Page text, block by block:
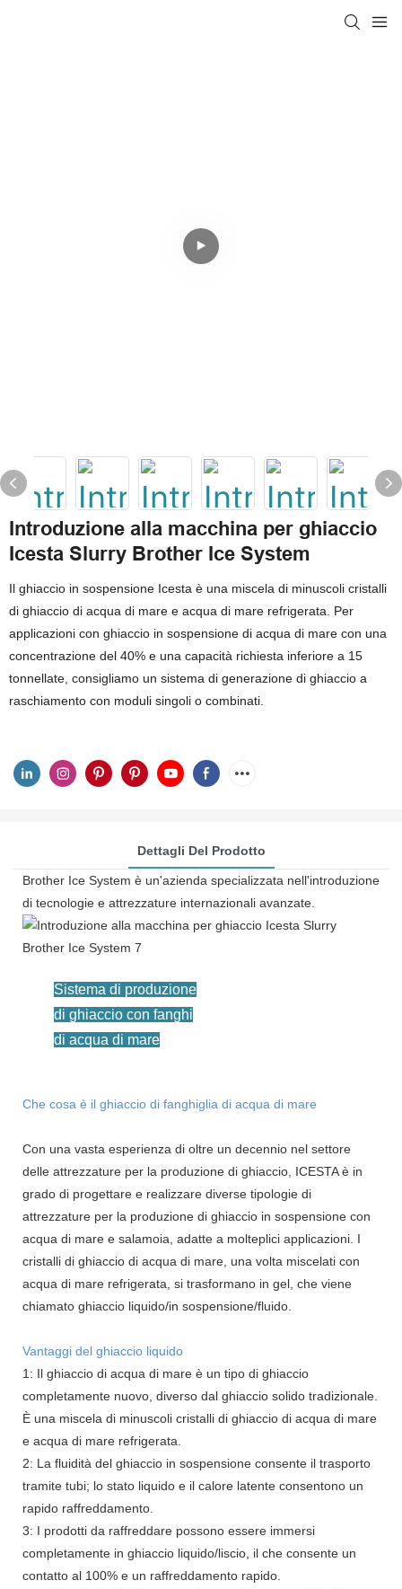
Introduzione alla macchina per ghiaccio
Icesta Slurry Brother Ice System
Il ghiaccio in sospensione Icesta è una miscela di minuscoli cristalli
di ghiaccio di acqua di mare e acqua di mare refrigerata. Per
applicazioni con ghiaccio in sospensione di acqua di mare con una
concentrazione del 40% e una capacità richiesta inferiore a 15
tonnellate, consigliamo un sistema di generazione di ghiaccio a
raschiamento con moduli singoli o combinati.
Dettagli Del Prodotto
Brother Ice System è un'azienda specializzata nell'introduzione
di tecnologie e attrezzature internazionali avanzate.
Sistema di produzione
di ghiaccio con fanghi
di acqua di mare
Che cosa è il ghiaccio di fanghiglia di acqua di mare
Con una vasta esperienza di oltre un decennio nel settore
delle attrezzature per la produzione di ghiaccio, ICESTA è in
grado di progettare e realizzare diverse tipologie di
attrezzature per la produzione di ghiaccio in sospensione con
acqua di mare e salamoia, adatte a molteplici applicazioni. I
cristalli di ghiaccio di acqua di mare, una volta miscelati con
acqua di mare refrigerata, si trasformano in gel, che viene
chiamato ghiaccio liquido/in sospensione/fluido.
Vantaggi del ghiaccio liquido
1: Il ghiaccio di acqua di mare è un tipo di ghiaccio
completamente nuovo, diverso dal ghiaccio solido tradizionale.
È una miscela di minuscoli cristalli di ghiaccio di acqua di mare
e acqua di mare refrigerata.
2: La fluidità del ghiaccio in sospensione consente il trasporto
tramite tubi; lo stato liquido e il calore latente consentono un
rapido raffreddamento.
3: I prodotti da raffreddare possono essere immersi
completamente in ghiaccio liquido/liscio, il che consente un
contatto al 100% e un raffreddamento rapido.